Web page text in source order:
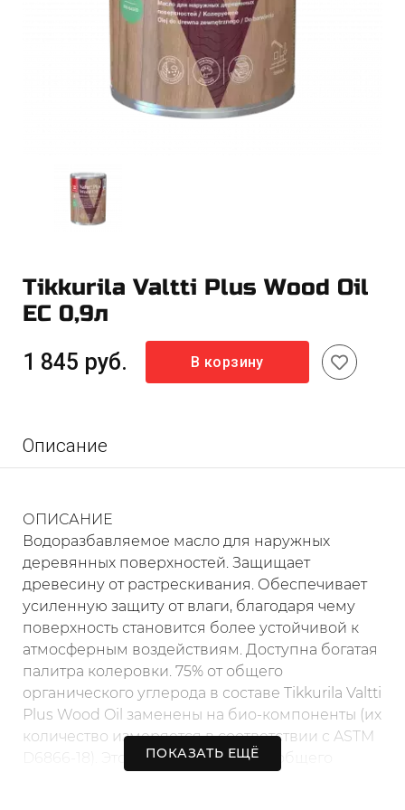
Tikkurila Valtti Plus Wood Oil
EC 0,9л
1 845 руб. В корзину
Описание
ОПИСАНИЕ
Водоразбавляемое масло для наружных
деревянных поверхностей. Защищает
древесину от растрескивания. Обеспечивает
усиленную защиту от влаги, благодаря чему
поверхность становится более устойчивой к
атмосферным воздействиям. Доступна богатая
палитра колеровки. 75% от общего
органического углерода в составе Tikkurila Valtti
Plus Wood Oil заменены на био-компоненты (их
количество измеряется в соответствии с ASTM
D6866-18). Это означает что 18% от общего
ПОКАЗАТЬ ЕЩЁ